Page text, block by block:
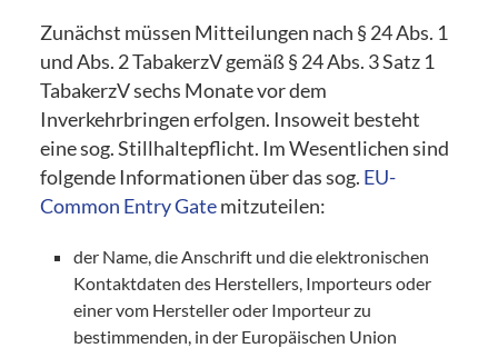
Zunächst müssen Mitteilungen nach § 24 Abs. 1
und Abs. 2 TabakerzV gemäß § 24 Abs. 3 Satz 1
TabakerzV sechs Monate vor dem
Inverkehrbringen erfolgen. Insoweit besteht
eine sog. Stillhaltepflicht. Im Wesentlichen sind
folgende Informationen über das sog. EU-
Common Entry Gate mitzuteilen:
der Name, die Anschrift und die elektronischen
Kontaktdaten des Herstellers, Importeurs oder
einer vom Hersteller oder Importeur zu
bestimmenden, in der Europäischen Union